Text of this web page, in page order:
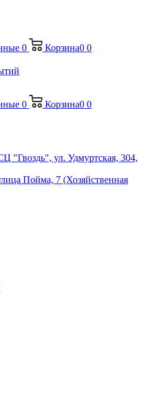
0 Корзина0 0
0 Корзина0 0
"Гвоздь", ул. Удмуртская, 304,
Пойма, 7 (Хозяйственная